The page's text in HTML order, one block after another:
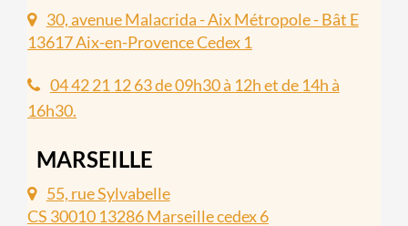
30, avenue Malacrida - Aix Métropole - Bât E
13617 Aix-en-Provence Cedex 1
04 42 21 12 63 de 09h30 à 12h et de 14h à
16h30.
MARSEILLE
55, rue Sylvabelle
CS 30010 13286 Marseille cedex 6